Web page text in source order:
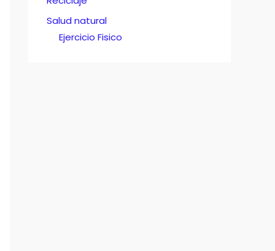
Salud natural
Ejercicio Fisico